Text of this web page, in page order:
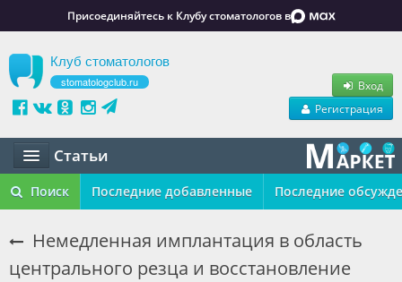
Присоединяйтесь к Клубу стоматологов в
Клуб стоматологов
stomatologclub.ru
Вход
Регистрация
Статьи
Статьи
Обучение
Поиск Последние добавленные Последние
Немедленная имплантация в область
центрального резца и восстановление